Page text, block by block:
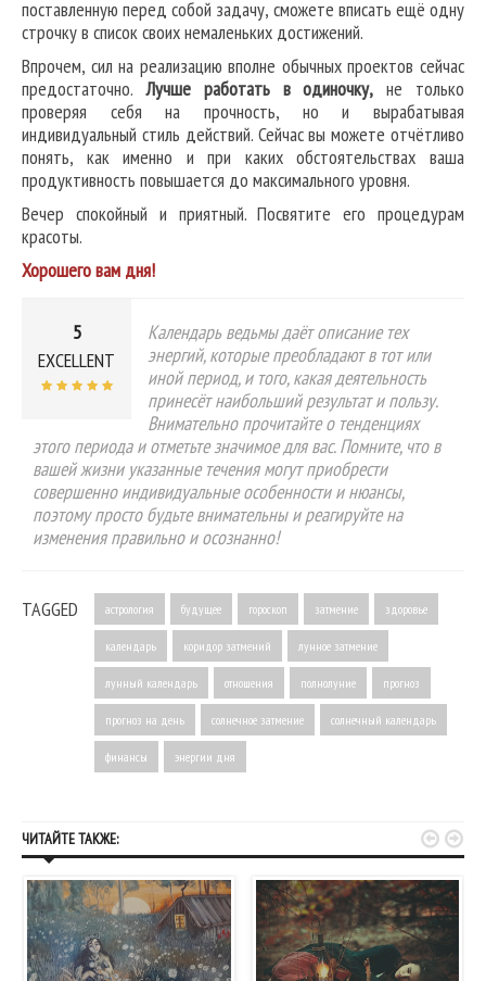
поставленную перед собой задачу, сможете вписать ещё одну
строчку в список своих немаленьких достижений.
Впрочем, сил на реализацию вполне обычных проектов сейчас
предостаточно. Лучше работать в одиночку, не только
проверяя себя на прочность, но и вырабатывая
индивидуальный стиль действий. Сейчас вы можете отчётливо
понять, как именно и при каких обстоятельствах ваша
продуктивность повышается до максимального уровня.
Вечер спокойный и приятный. Посвятите его процедурам
красоты.
Хорошего вам дня!
5
EXCELLENT
Календарь ведьмы даёт описание тех
энергий, которые преобладают в тот или
иной период, и того, какая деятельность
принесёт наибольший результат и пользу.
Внимательно прочитайте о тенденциях
этого периода и отметьте значимое для вас. Помните, что в
вашей жизни указанные течения могут приобрести
совершенно индивидуальные особенности и нюансы,
поэтому просто будьте внимательны и реагируйте на
изменения правильно и осознанно!
TAGGED астрология будущее гороскоп затмение здоровье
календарь коридор затмений лунное затмение
лунный календарь отношения полнолуние прогноз
прогноз на день солнечное затмение солнечный календарь
финансы энергии дня
ЧИТАЙТЕ ТАКЖЕ:  